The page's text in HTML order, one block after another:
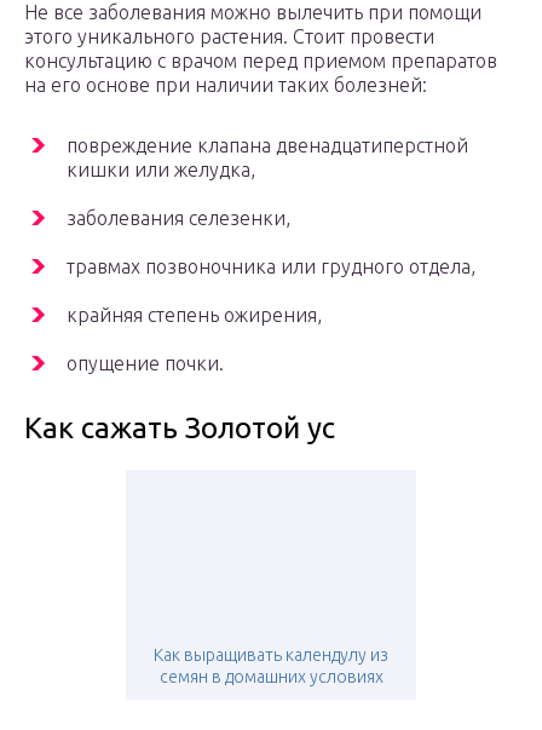
Не все заболевания можно вылечить при помощи
этого уникального растения. Стоит провести
консультацию с врачом перед приемом препаратов
на его основе при наличии таких болезней:
повреждение клапана двенадцатиперстной
кишки или желудка,
заболевания селезенки,
травмах позвоночника или грудного отдела,
крайняя степень ожирения,
опущение почки.
Как сажать Золотой ус
Как выращивать календулу из
семян в домашних условиях